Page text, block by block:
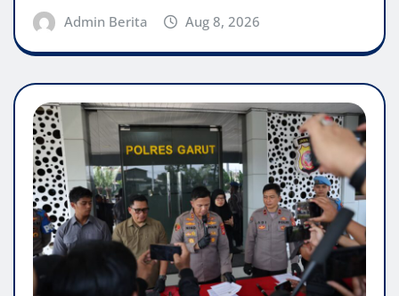
Admin Berita Aug 8, 2026